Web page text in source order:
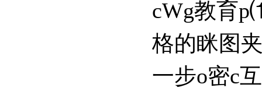
cWg教育
格的眯图
一步o密c互